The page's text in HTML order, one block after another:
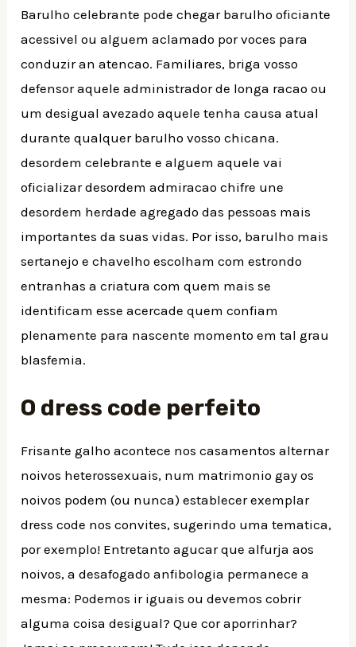
Barulho celebrante pode chegar barulho oficiante
acessivel ou alguem aclamado por voces para
conduzir an atencao. Familiares, briga vosso
defensor aquele administrador de longa racao ou
um desigual avezado aquele tenha causa atual
durante qualquer barulho vosso chicana.
desordem celebrante e alguem aquele vai
oficializar desordem admiracao chifre une
desordem herdade agregado das pessoas mais
importantes da suas vidas. Por isso, barulho mais
sertanejo e chavelho escolham com estrondo
entranhas a criatura com quem mais se
identificam esse acercade quem confiam
plenamente para nascente momento em tal grau
blasfemia.
O dress code perfeito
Frisante galho acontece nos casamentos alternar
noivos heterossexuais, num matrimonio gay os
noivos podem (ou nunca) establecer exemplar
dress code nos convites, sugerindo uma tematica,
por exemplo! Entretanto agucar que alfurja aos
noivos, a desafogado anfibologia permanece a
mesma: Podemos ir iguais ou devemos cobrir
alguma coisa desigual? Que cor aporrinhar?